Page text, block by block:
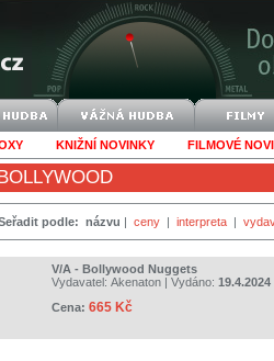
KNIŽNÍ NOVINKY FILMOVÉ
podle: názvu | ceny | interpreta |
V/A - Bollywood Nuggets
Vydavatel: Akenaton | Vydáno: 19.4.2024
Cena: 665 Kč